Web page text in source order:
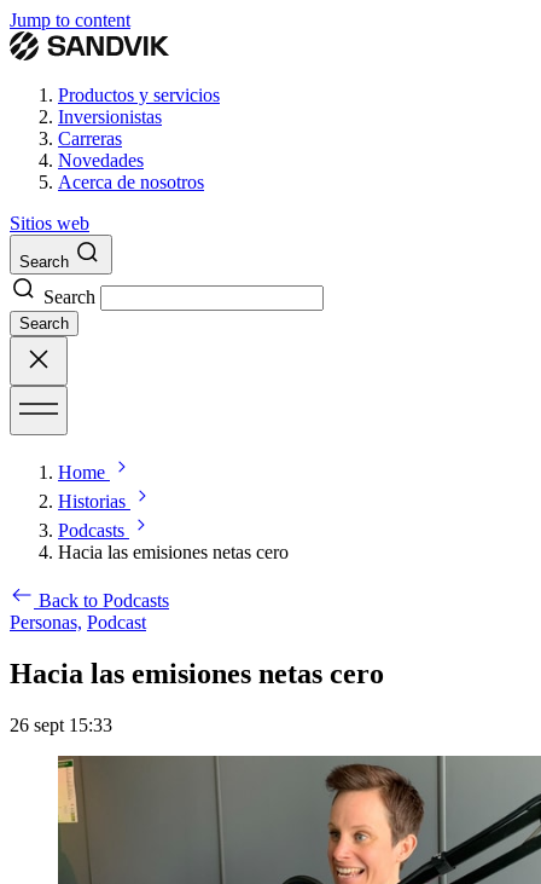
Jump to content
Productos y servicios
Inversionistas
Carreras
Novedades
Acerca de nosotros
Sitios web
Search
Search
Search
Home
Historias
Podcasts
Hacia las emisiones netas cero
Back to Podcasts
Personas, Podcast
Hacia las emisiones netas cero
26 sept 15:33